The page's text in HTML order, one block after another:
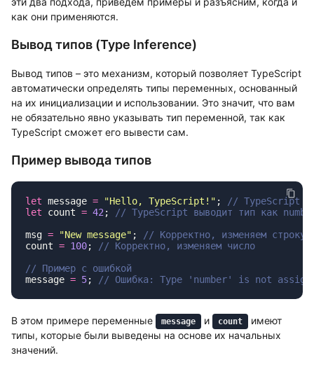
как они применяются.
Вывод типов (Type Inference)
Вывод типов – это механизм, который позволяет TypeScript
автоматически определять типы переменных, основанный
на их инициализации и использовании. Это значит, что вам
не обязательно явно указывать тип переменной, так как
TypeScript сможет его вывести сам.
Пример вывода типов
let message = "Hello, TypeScript! " ;
let count = 42 ;
msg = "New message" ;
count = 100;
message = 5;
В этом примере переменные message и count
имеют
типы, которые были выведены на основе их начальных
значений.